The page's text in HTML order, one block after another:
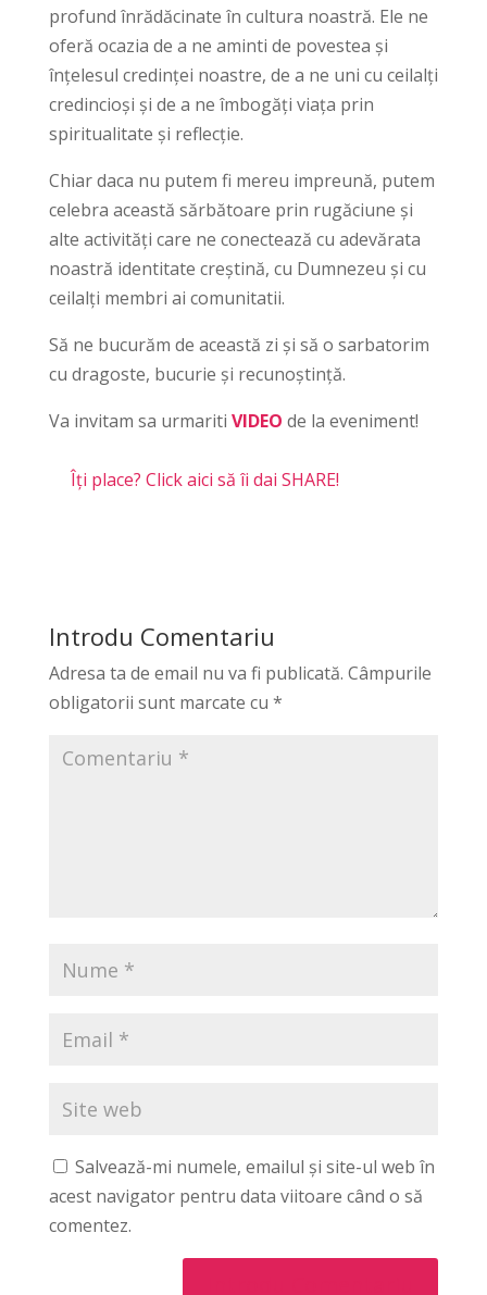
profund înrădăcinate în cultura noastră. Ele ne
oferă ocazia de a ne aminti de povestea și
înțelesul credinței noastre, de a ne uni cu ceilalți
credincioși și de a ne îmbogăți viața prin
spiritualitate și reflecție.
Chiar daca nu putem fi mereu impreună, putem
celebra această sărbătoare prin rugăciune și
alte activități care ne conectează cu adevărata
noastră identitate creștină, cu Dumnezeu și cu
ceilalți membri ai comunitatii.
Să ne bucurăm de această zi și să o sarbatorim
cu dragoste, bucurie și recunoștință.
Va invitam sa urmariti VIDEO de la eveniment!
Îți place? Click aici să îi dai SHARE!
Introdu Comentariu
Adresa ta de email nu va fi publicată. Câmpurile
obligatorii sunt marcate cu *
Salvează-mi numele, emailul și site-ul web în
acest navigator pentru data viitoare când o să
comentez.